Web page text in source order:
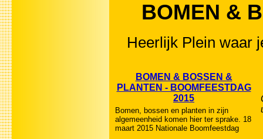
BOMEN &
Heerlijk Plein waar
BOMEN & BOSSEN &
PLANTEN - BOOMFEESTDAG
2015
Bomen, bossen en planten in zijn
algemeenheid komen hier ter sprake. 18
maart 2015 Nationale Boomfeestdag